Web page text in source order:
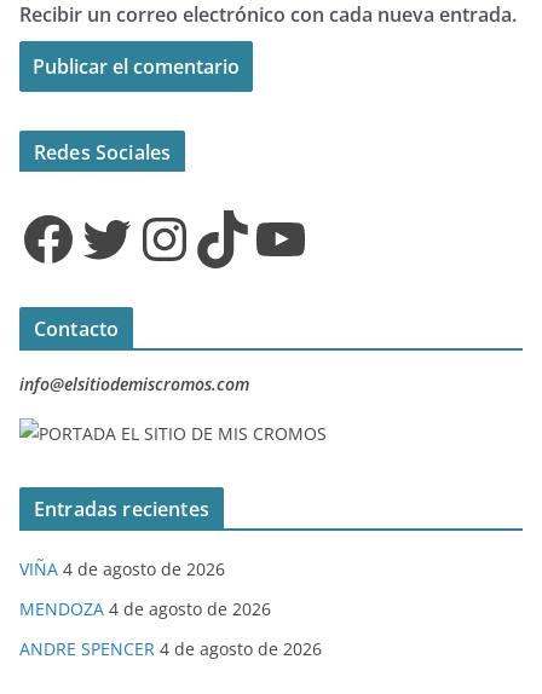
Recibir un correo electrónico con cada nueva entrada.
Redes Sociales
Facebook Twitter InstagramTikTok YouTube
Contacto
info@elsitiodemiscromos.com
Entradas recientes
VIÑA 4 de agosto de 2026
MENDOZA 4 de agosto de 2026
ANDRE SPENCER 4 de agosto de 2026